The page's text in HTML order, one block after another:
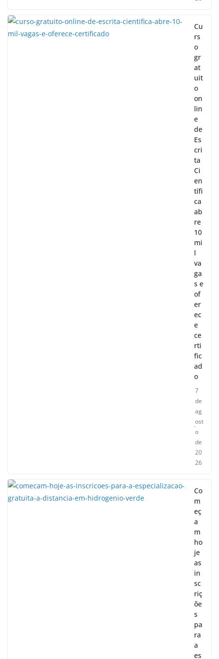
Cu
rs
o
gr
at
uit
o
on
lin
e
de
Es
cri
ta
Ci
en
tífi
ca
ab
re
10
mi
l
va
ga
s e
of
er
ec
e
ce
rti
fic
ad
o
7
de
ag
ost
o
de
20
26
Co
m
eç
a
m
ho
je
as
in
sc
riç
õe
s
pa
ra
a
es